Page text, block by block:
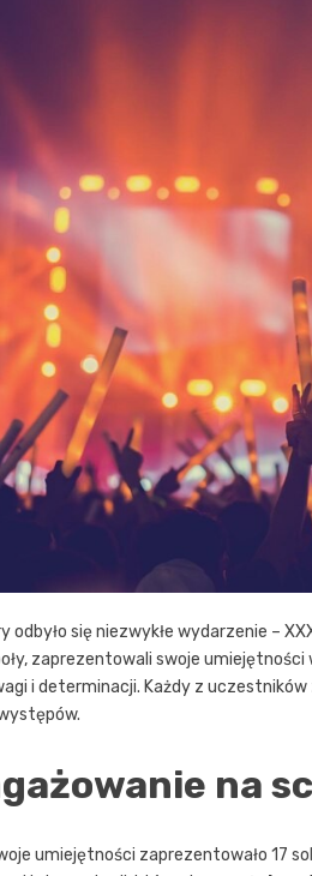
odbyło się niezwykłe wydarzenie –
zaprezentowali swoje
i determinacji. Każdy z
na
umiejętności zaprezentowało 17